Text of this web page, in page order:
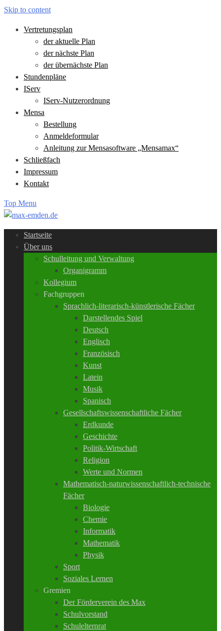
Skip to content
Vertretungsplan
der aktuelle Plan
der nächste Plan
der übernächste Plan
Stundenpläne
IServ
IServ-Nutzerordnung
Mensa
Bestellung
Anmeldeformular
Anleitung zur Mensasoftware „Mensamax“
Schließfach
Impressum
Kontakt
Top Menu
Startseite
Über uns
Schulleitung und Verwaltung
Organigramm
Kollegium
Fachgruppen
Sprachlich-literarisch-künstlerische Fächer
Darstellendes Spiel
Deutsch
Englisch
Französisch
Kunst
Latein
Musik
Spanisch
Gesellschaftswissenschaftliche Fächer
Erdkunde
Geschichte
Politik-Wirtschaft
Religion
Werte und Normen
Mathematisch-naturwissenschaftlich-technische
Fächer
Biologie
Chemie
Informatik
Mathematik
Physik
Sport
Soziales Lernen
Gremien
Der Förderverein des Max
Schulvorstand
Schulelternrat